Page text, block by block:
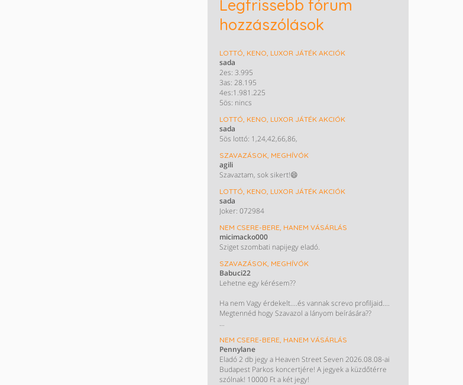
Legfrissebb fórum
hozzászólások
LOTTÓ, KENO, LUXOR JÁTÉK AKCIÓK
sada
2es: 3.995
3as: 28.195
4es:1.981.225
5ös: nincs
LOTTÓ, KENO, LUXOR JÁTÉK AKCIÓK
sada
5ös lottó: 1,24,42,66,86,
SZAVAZÁSOK, MEGHÍVÓK
agili
Szavaztam, sok sikert!😄
LOTTÓ, KENO, LUXOR JÁTÉK AKCIÓK
sada
Joker: 072984
NEM CSERE-BERE, HANEM VÁSÁRLÁS
micimacko000
Sziget szombati napijegy eladó.
SZAVAZÁSOK, MEGHÍVÓK
Babuci22
Lehetne egy kérésem??
Ha nem Vagy érdekelt....és vannak screvo profiljaid....
Megtennéd hogy Szavazol a lányom beírására??
KÖSZÖNÖM HOGY SEGÍTESZ !!!😊😊😊😊
NEM CSERE-BERE, HANEM VÁSÁRLÁS
Pennylane
Eladó 2 db jegy a Heaven Street Seven 2026.08.08-ai
Budapest Parkos koncertjére! A jegyek a küzdőtérre
szólnak! 10000 Ft a két jegy!